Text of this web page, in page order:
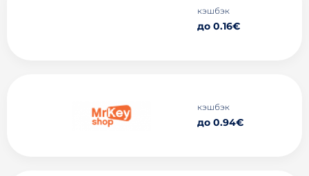
кэшбэк
до 0.16€
кэшбэк
до 0.94€